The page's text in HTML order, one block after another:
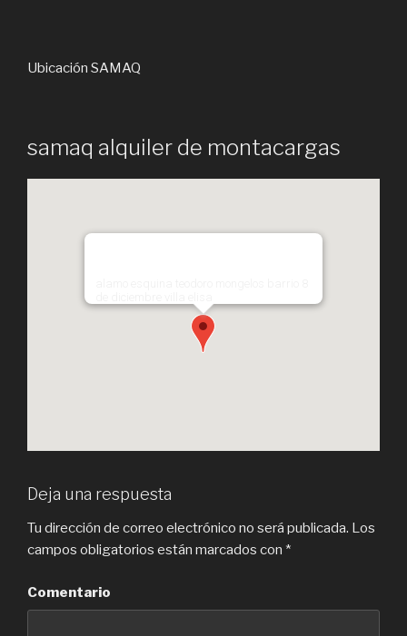
Ubicación SAMAQ
samaq alquiler de montacargas
Deja una respuesta
Tu dirección de correo electrónico no será publicada. Los
campos obligatorios están marcados con *
Comentario